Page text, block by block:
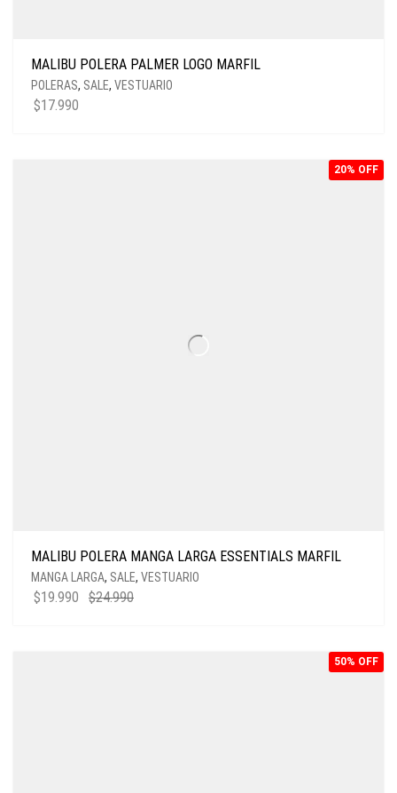
MALIBU POLERA PALMER LOGO MARFIL
POLERAS, SALE, VESTUARIO
$17.990
20% OFF
MALIBU POLERA MANGA LARGA ESSENTIALS MARFIL
MANGA LARGA, SALE, VESTUARIO
$24.990
$19.990
50% OFF